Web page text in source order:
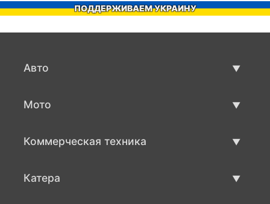
ПОДДЕРЖИВАЕМ УКРАИНУ
Авто
Мото
Коммерческая техника
Катера